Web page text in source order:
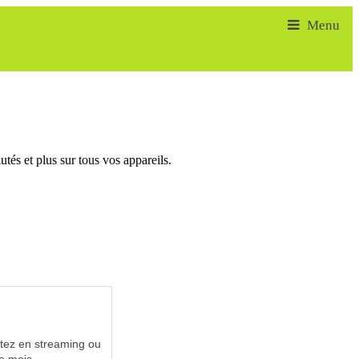
et plus sur tous vos appareils.
en streaming ou